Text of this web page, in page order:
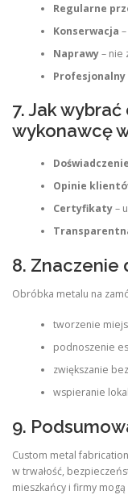
Regularne
Konserwacja
Naprawy– nie
7. Jak
wykonawcę
Doświadczenie
Opinie
Certyfikaty–
8. Znaczenie
Obróbka metalu na
tworzenie
podnoszenie
zwiększanie
wspieranie
9.
Custom metal
w trwałość,
mieszkańcy i firmy